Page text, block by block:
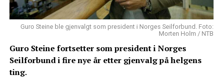
Guro Steine ble gjenvalgt som president i Norges Seilforbund. Foto:
Morten Holm / NTB
Guro Steine fortsetter som president i Norges
Seilforbund i fire nye år etter gjenvalg på helgens
ting.